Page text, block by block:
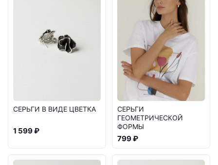
СЕРЬГИ В ВИДЕ ЦВЕТКА
1 599 ₽
СЕРЬГИ
ГЕОМЕТРИЧЕСКОЙ
ФОРМЫ
799 ₽